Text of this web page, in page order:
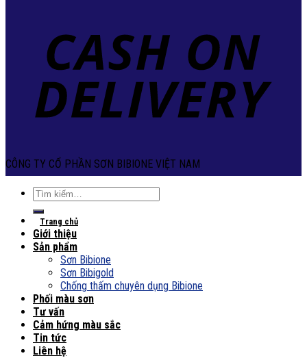
CÔNG TY CỔ PHẦN SƠN BIBIONE VIỆT NAM
Tìm
kiếm:
Trang chủ
Giới thiệu
Sản phẩm
Sơn Bibione
Sơn Bibigold
Chống thấm chuyên dụng Bibione
Phối màu sơn
Tư vấn
Cảm hứng màu sắc
Tin tức
Liên hệ